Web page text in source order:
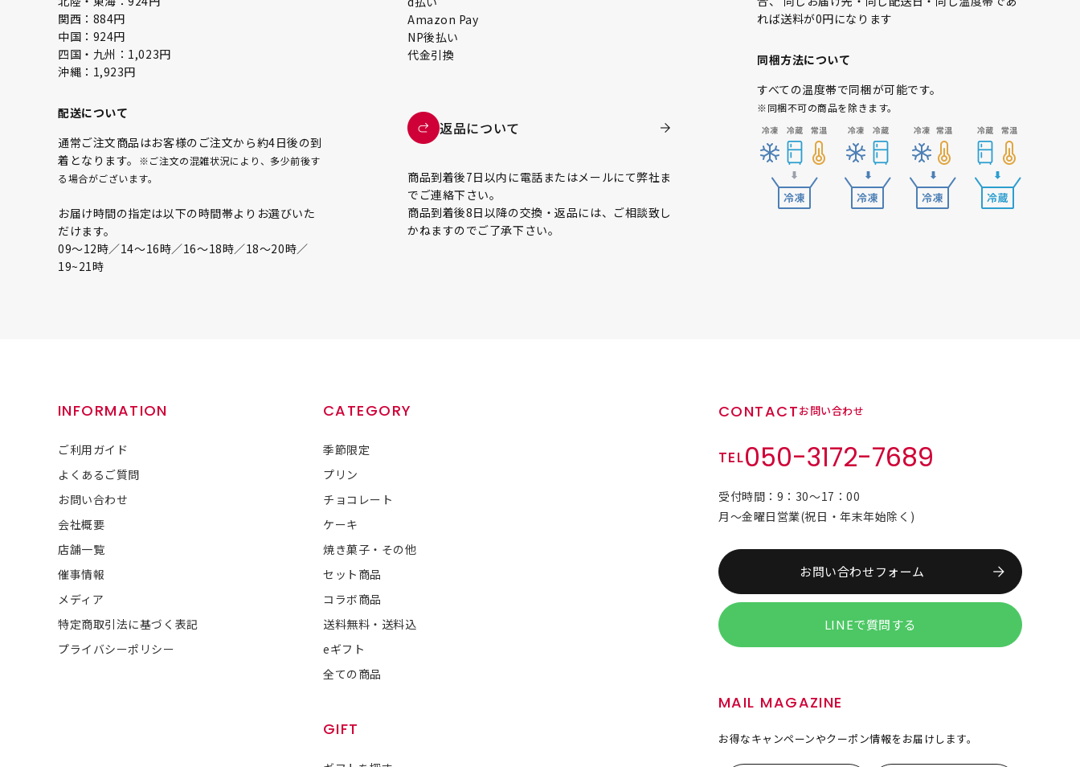
関西：884円
中国：924円
四国・九州：1,023円
沖縄：1,923円
配送について
通常ご注文商品はお客様のご注文から約4日後の到
着となります。
※ご注文の混雑状況により、多少前後す
る場合がございます。
お届け時間の指定は以下の時間帯よりお選びいた
だけます。
09〜12時／14〜16時／16〜18時／18〜20時／
19~21時
Amazon Pay
NP後払い
代金引換
返品について
商品到着後7日以内に電話またはメールにて弊社ま
でご連絡下さい。
商品到着後8日以降の交換・返品には、ご相談致し
かねますのでご了承下さい。
れば送料が0円になります
同梱方法について
すべての温度帯で同梱が可能です。
※同梱不可の商品を除きます。
INFORMATION
ご利用ガイド
よくあるご質問
お問い合わせ
会社概要
店舗一覧
催事情報
メディア
特定商取引法に基づく表記
プライバシーポリシー
CATEGORY
季節限定
プリン
チョコレート
ケーキ
焼き菓子・その他
セット商品
コラボ商品
送料無料・送料込
eギフト
全ての商品
GIFT
CONTACTお問い合わせ
TEL050-3172-7689
受付時間：9：30～17：00
月～金曜日営業(祝日・年末年始除く)
お問い合わせフォーム
LINEで質問する
MAIL MAGAZINE
お得なキャンペーンやクーポン情報をお届けします。